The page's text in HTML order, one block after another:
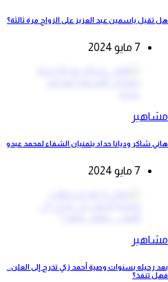
هل تقبل ياسمين عبد العزيز على الزواج مرة ثالثة؟
7 مايو 2024
مشاهير
هاني شاكر وديانا حداد يتمنيان الشفاء لمحمد عبدو
7 مايو 2024
مشاهير
بعد رحيله بسنوات وصية أحمد زكي تخرج إلى العلن..
فهل تنفذ؟